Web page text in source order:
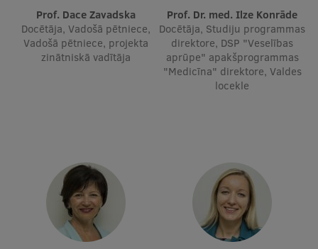
RSU fonds
Aula
Muzeji un ekspozīcijas
Virtuālā tūre
Ilgtspējīga attīstība
Studiju un vides pieejamība
Prof. Dace Zavadska
Docētāja, Vadošā pētniece,
Vadošā pētniece, projekta
zinātniskā vadītāja
Prof. Dr. med. Ilze Konrāde
Docētāja, Studiju programmas
direktore, DSP "Veselības
aprūpe" apakšprogrammas
"Medicīna" direktore, Valdes
locekle